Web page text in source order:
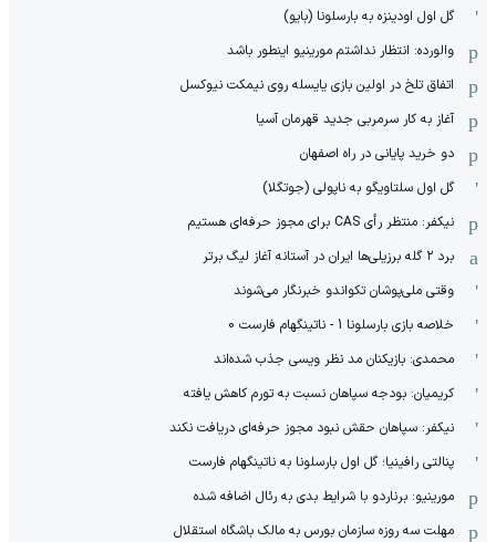
گل اول اودینزه به بارسلونا (بایو)
والورده: انتظار نداشتم مورینیو اینطور باشد
اتفاق تلخ در اولین بازی یایسله روی نیمکت نیوکسل
آغاز به کار سرمربی جدید قهرمان آسیا
دو خرید پایانی در راه اصفهان
گل اول سلتاویگو به ناپولی (جوتگلا)
نیکفر: منتظر رأی CAS برای مجوز حرفه‌ای هستیم
برد ۲ گله برزیلی‌ها ایران در آستانه آغاز لیگ برتر
وقتی ملی‌پوشان تکواندو خبرنگار می‌شوند
خلاصه بازی بارسلونا 1 - ناتینگهام فارست 0
محمدی: بازیکنان مد نظر ویسی جذب شده‌اند
کریمیان: بودجه سپاهان نسبت به تورم کاهش یافته
نیکفر: سپاهان حقش نبود مجوز حرفه‌ای دریافت نکند
پنالتی رافینیا؛ گل اول بارسلونا به ناتینگهام فارست
مورینیو: برناردو با شرایط بدی به رئال اضافه شده
مهلت سه روزه سازمان بورس به مالک باشگاه استقلال